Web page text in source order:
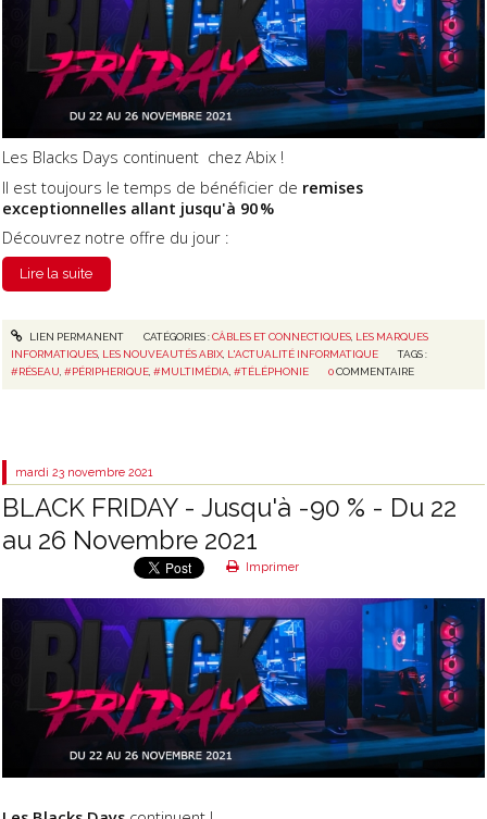
Les Blacks Days continuent chez Abix !
Il est toujours le temps de bénéficier de remises
exceptionnelles allant jusqu'à 90 %
Découvrez notre offre du jour :
Lire la suite
LIEN PERMANENT CATÉGORIES :CÂBLES ET CONNECTIQUES, LES MARQUES
INFORMATIQUES LES NOUVEAUTÉS ABIX L'ACTUALITÉ INFORMATIQUE
TAGS :
#RÉSEAU ,#PÉRIPHERIQUE ,#MULTIMÉDIA ,#TÉLÉPHONIE 0 COMMENTAIRE
mardi 23 novembre 2021
BLACK FRIDAY - Jusqu'à -90 % - Du 22
au 26 Novembre 2021
Imprimer